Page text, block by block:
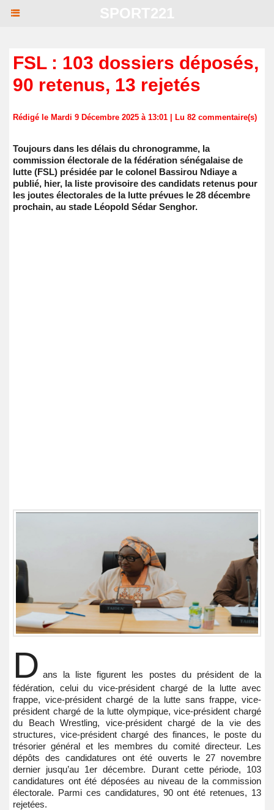
FSL : 103 dossiers déposés,
90 retenus, 13 rejetés
Rédigé le Mardi 9 Décembre 2025 à 13:01 | Lu 82 commentaire(s)
Toujours dans les délais du chronogramme, la
commission électorale de la fédération sénégalaise de
lutte (FSL) présidée par le colonel Bassirou Ndiaye a
publié, hier, la liste provisoire des candidats retenus pour
les joutes électorales de la lutte prévues le 28 décembre
prochain, au stade Léopold Sédar Senghor.
D ans la liste figurent les postes du président de la
fédération, celui du vice-président chargé de la lutte avec
frappe, vice-président chargé de la lutte sans frappe, vice-
président chargé de la lutte olympique, vice-président chargé
du Beach Wrestling, vice-président chargé de la vie des
structures, vice-président chargé des finances, le poste du
trésorier général et les membres du comité directeur. Les
dépôts des candidatures ont été ouverts le 27 novembre
dernier jusqu’au 1er décembre. Durant cette période, 103
candidatures ont été déposées au niveau de la commission
électorale. Parmi ces candidatures, 90 ont été retenues, 13
rejetées.